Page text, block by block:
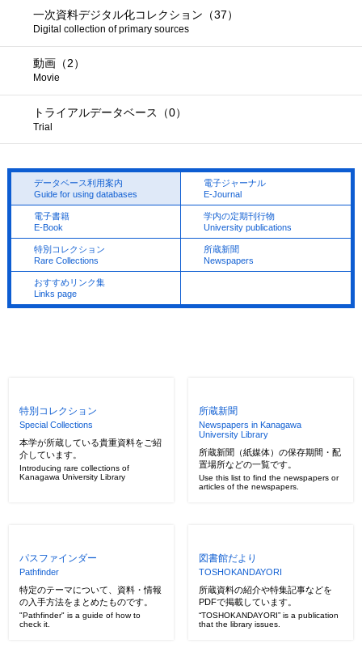
一次資料デジタル化コレクション（37）
Digital collection of primary sources
動画（2）
Movie
トライアルデータベース（0）
Trial
データベース利用案内
Guide for using databases
電子ジャーナル
E-Journal
電子書籍
E-Book
学内の定期刊行物
University publications
特別コレクション
Rare Collections
所蔵新聞
Newspapers
おすすめリンク集
Links page
特別コレクション
Special Collections
本学が所蔵している貴重資料をご紹
介しています。
Introducing rare collections of
Kanagawa University Library
所蔵新聞
Newspapers in Kanagawa
University Library
所蔵新聞（紙媒体）の保存期間・配
置場所などの一覧です。
Use this list to find the newspapers or
articles of the newspapers.
パスファインダー
Pathfinder
特定のテーマについて、資料・情報
の入手方法をまとめたものです。
"Pathfinder" is a guide of how to
check it.
図書館だより
TOSHOKANDAYORI
所蔵資料の紹介や特集記事などを
PDFで掲載しています。
“TOSHOKANDAYORI” is a publication
that the library issues.